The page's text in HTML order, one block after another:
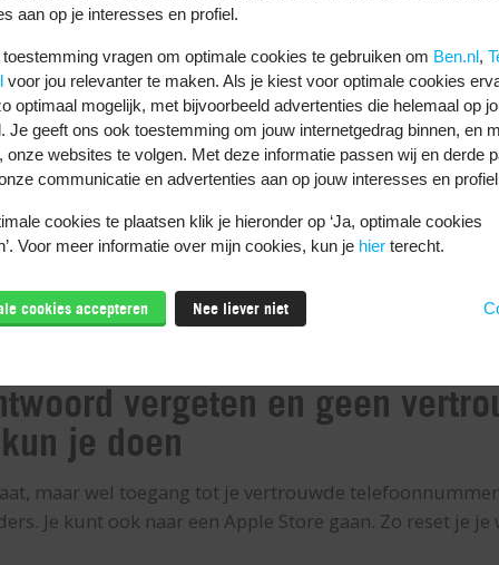
je Apple ID.
ID wachtwoord wijzigen.
veranderen
bij de hand? Als je op een ander apparaat bent
veranderen:
beveiliging.
gestolen apparaatis uitgeschakeld, kun je nu je
je een lijst met Apple apparaten waarop je met je
apparaten je Apple ID wachtwoord te veranderen.
vergeten en geen
je doen
maar wel toegang tot je vertrouwde
Je kunt ook naar een Apple Store gaan. Zo reset je
aan op je interesses en profiel.
vragen om optimale cookies te gebruiken om Ben.nl,
voor jou relevanter te maken. Als je kiest voor optimale cookies
optimaal mogelijk, met bijvoorbeeld advertenties die helemaal op
Je geeft ons ook toestemming om jouw internetgedrag binnen, en
onze websites te volgen. Met deze informatie passen wij en derde
communicatie en advertenties aan op jouw interesses en
cookies te plaatsen klik je hieronder op ‘Ja, optimale cookies
Voor meer informatie over mijn cookies, kun je hier terecht.
cookies accepteren Nee liever niet